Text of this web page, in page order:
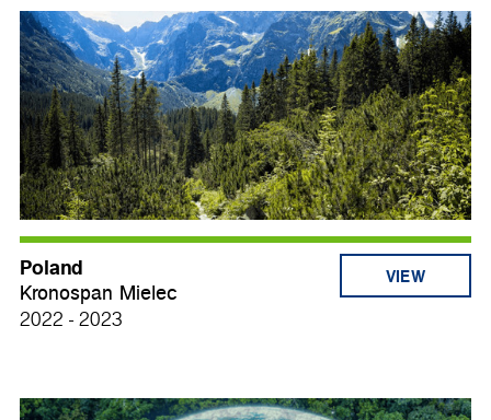
Poland
Kronospan Mielec
2022 - 2023
VIEW